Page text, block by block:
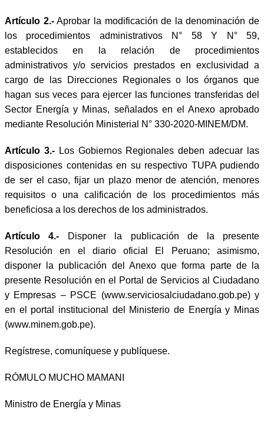
Artículo 2.-Aprobar la modificación de la denominación de
los procedimientos administrativos N° 58 Y N° 59,
establecidos en la relación de procedimientos
administrativos y/o servicios prestados en exclusividad a
cargo de las Direcciones Regionales o los órganos que
hagan sus veces para ejercer las funciones transferidas del
Sector Energía y Minas, señalados en el Anexo aprobado
mediante Resolución Ministerial N° 330-2020-MINEM/DM.
Artículo 3.- Los Gobiernos Regionales deben adecuar las
disposiciones contenidas en su respectivo TUPA pudiendo
de ser el caso, fijar un plazo menor de atención, menores
requisitos o una calificación de los procedimientos más
beneficiosa a los derechos de los administrados.
Artículo 4.- Disponer la publicación de la presente
Resolución en el diario oficial El Peruano; asimismo,
disponer la publicación del Anexo que forma parte de la
presente Resolución en el Portal de Servicios al Ciudadano
y Empresas – PSCE (www.serviciosalciudadano.gob.pe) y
en el portal institucional del Ministerio de Energía y Minas
(www.minem.gob.pe).
Regístrese, comuníquese y publíquese.
RÓMULO MUCHO MAMANI
Ministro de Energía y Minas